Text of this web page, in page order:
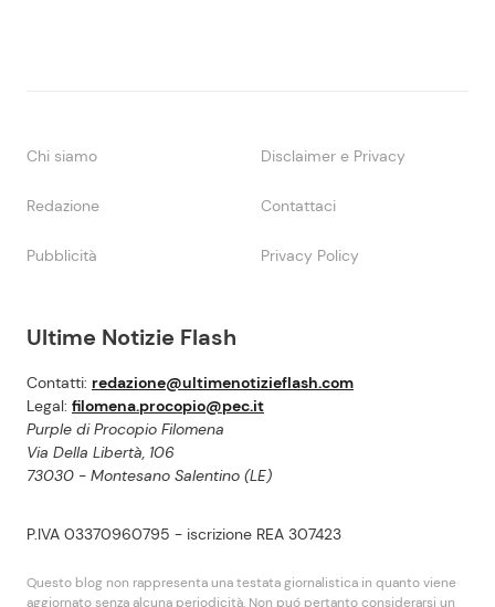
Ultime Notizie Flash
Contatti: redazione@ultimenotizieflash.com
Legal: filomena.procopio@pec.it
Purple di Procopio Filomena
Via Della Libertà, 106
73030 - Montesano Salentino (LE)
P.IVA 03370960795 - iscrizione REA 307423
Questo blog non rappresenta una testata giornalistica in quanto viene
aggiornato senza alcuna periodicità. Non puó pertanto considerarsi un
Chi siamo Disclaimer e Privacy
Redazione Contattaci
Pubblicità Privacy Policy